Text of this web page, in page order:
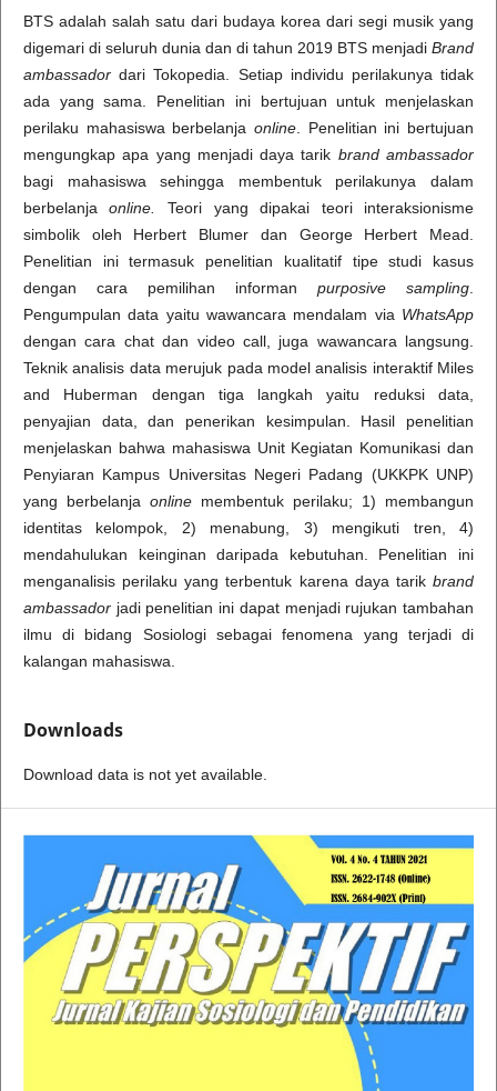
BTS adalah salah satu dari budaya korea dari segi musik yang
digemari di seluruh dunia dan di tahun 2019 BTS menjadiBrand
ambassadordari Tokopedia. Setiap individu perilakunya tidak
ada yang sama. Penelitian ini bertujuan untuk menjelaskan
perilaku mahasiswa berbelanja online . Penelitian ini bertujuan
mengungkap apa yang menjadi daya tarik brand ambassador
bagi mahasiswa sehingga membentuk perilakunya dalam
berbelanjaonline.
Teori yang dipakai teori interaksionisme
simbolik oleh Herbert Blumer dan George Herbert Mead.
Penelitian ini termasuk penelitian kualitatif tipe studi kasus
dengan cara pemilihan informanpurposive sampling
Pengumpulan data yaitu wawancara mendalam via WhatsApp
dengan cara chat dan video call, juga wawancara langsung.
Teknik analisis data merujuk pada model analisis interaktif Miles
and Huberman dengan tiga langkah yaitu reduksi data,
penyajian data, dan penerikan kesimpulan. Hasil penelitian
menjelaskan bahwa mahasiswa Unit Kegiatan Komunikasi dan
Penyiaran Kampus Universitas Negeri Padang (UKKPK UNP)
yang berbelanja online membentuk perilaku; 1) membangun
identitas kelompok, 2) menabung, 3) mengikuti tren, 4)
mendahulukan keinginan daripada kebutuhan. Penelitian ini
menganalisis perilaku yang terbentuk karena daya tarikbrand
ambassadorjadi penelitian ini dapat menjadi rujukan tambahan
ilmu di bidang Sosiologi sebagai fenomena yang terjadi di
kalangan mahasiswa.
Downloads
Download data is not yet available.